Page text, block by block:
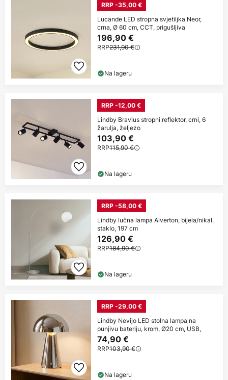
RRP -35,00 €
Lucande LED stropna svjetiljka Neor,
crna, Ø 60 cm, CCT, prigušljiva
196,90 €
RRP231,90 €
Na lageru
RRP -12,00 €
Lindby Bravius stropni reflektor, crni, 6
žarulja, željezo
103,90 €
RRP115,90 €
Na lageru
RRP -58,00 €
Lindby lučna lampa Alverton, bijela/nikal,
staklo, 197 cm
126,90 €
RRP184,90 €
Na lageru
RRP -29,00 €
Lindby Nevijo LED stolna lampa na
punjivu bateriju, krom, Ø20 cm, USB,
74,90 €
RRP103,90 €
Na lageru